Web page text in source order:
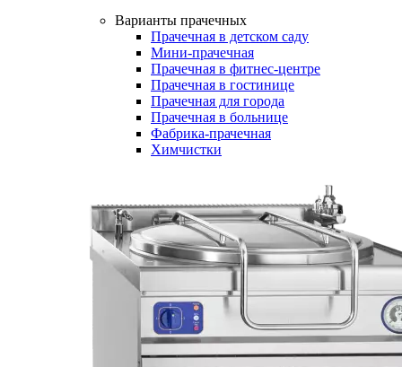
Варианты прачечных
Прачечная в детском саду
Мини-прачечная
Прачечная в фитнес-центре
Прачечная в гостинице
Прачечная для города
Прачечная в больнице
Фабрика-прачечная
Химчистки